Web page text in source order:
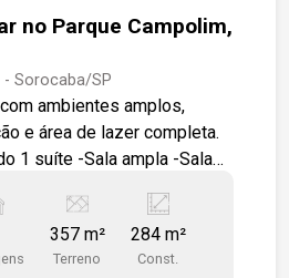
- Sorocaba/SP
ambientes amplos,
e área de lazer completa.
1 suíte -Sala ampla -Sala
de apoio com banheiro -
churrasqueira, pia e piscina
357 m²
Terreno
284 m²
Const.